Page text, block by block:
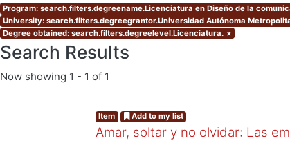
Program: search.filters.degreename.Licenciatura en Diseño de la
University: search.filters.degreegrantor.Universidad Autónoma
Degree obtained: search.filters.degreelevel.Licenciatura. ×
Search Results
Now showing 1 - 1 of 1
Item Add to my list
Amar, soltar y no olvidar: Las